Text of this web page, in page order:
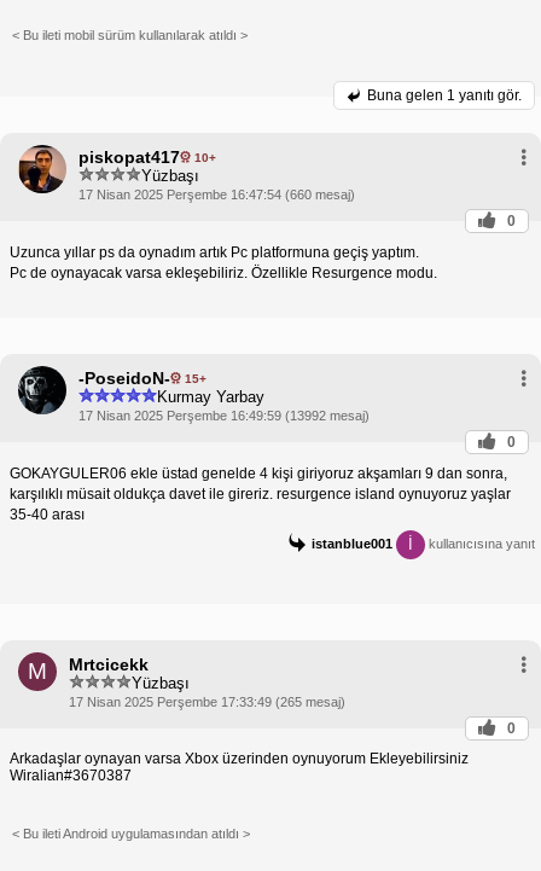
< Bu ileti mobil sürüm kullanılarak atıldı >
Buna gelen 1 yanıtı gör.
piskopat417 10+
Yüzbaşı
17 Nisan 2025 Perşembe 16:47:54 (660 mesaj)
0
Uzunca yıllar ps da oynadım artık Pc platformuna geçiş yaptım.
Pc de oynayacak varsa ekleşebiliriz. Özellikle Resurgence modu.
-PoseidoN- 15+
Kurmay Yarbay
17 Nisan 2025 Perşembe 16:49:59 (13992 mesaj)
0
GOKAYGULER06 ekle üstad genelde 4 kişi giriyoruz akşamları 9 dan sonra,
karşılıklı müsait oldukça davet ile gireriz. resurgence island oynuyoruz yaşlar
35-40 arası
istanblue001 kullanıcısına yanıt
M Mrtcicekk
Yüzbaşı
17 Nisan 2025 Perşembe 17:33:49 (265 mesaj)
0
Arkadaşlar oynayan varsa Xbox üzerinden oynuyorum Ekleyebilirsiniz
Wiralian#3670387
< Bu ileti Android uygulamasından atıldı >